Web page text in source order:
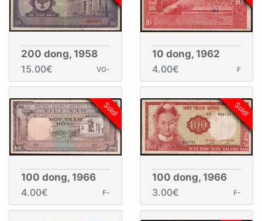
200 dong, 1958
15.00€
VG-
10 dong, 1962
4.00€
F
Sold!
100 dong, 1966
4.00€
F-
Sold!
100 dong, 1966
3.00€
F-